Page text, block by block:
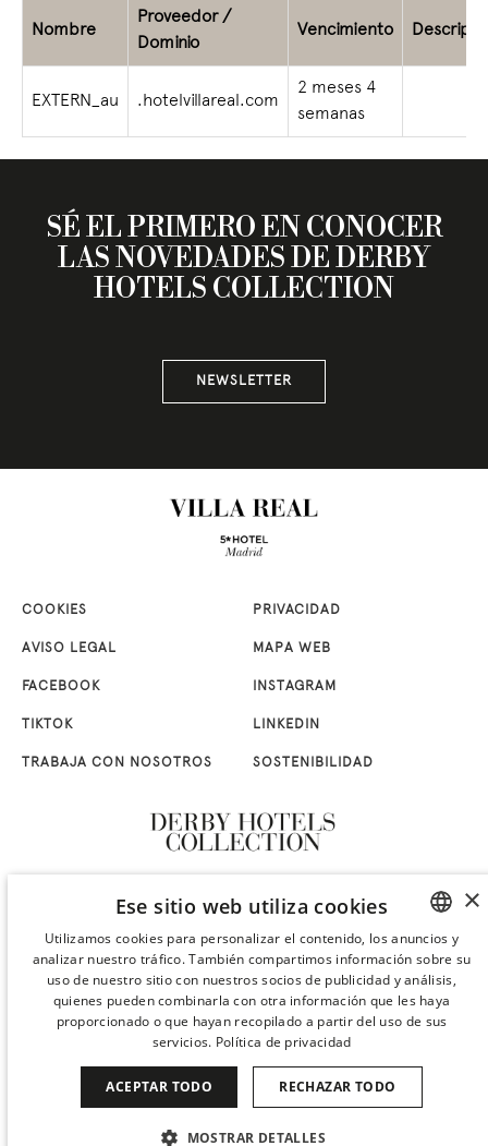
Nombre
Proveedor /
Dominio
Vencimiento
EXTERN_au .hotelvillareal.com
2 meses 4
semanas
SÉ EL PRIMERO EN CONOCER
LAS NOVEDADES DE DERBY
HOTELS COLLECTION
NEWSLETTER
COOKIES PRIVACIDAD
AVISO LEGAL MAPA WEB
FACEBOOK INSTAGRAM
TIKTOK LINKEDIN
TRABAJA CON NOSOTROS SOSTENIBILIDAD
SPANISH
ENGLISH
GERMAN
FRENCH
×
Ese sitio web utiliza cookies
Utilizamos cookies para personalizar el contenido, los anuncios y
analizar nuestro tráfico. También compartimos información sobre su
uso de nuestro sitio con nuestros socios de publicidad y análisis,
quienes pueden combinarla con otra información que les haya
proporcionado o que hayan recopilado a partir del uso de sus
servicios. Política de privacidad
ACEPTAR TODO RECHAZAR TODO
MOSTRAR DETALLES